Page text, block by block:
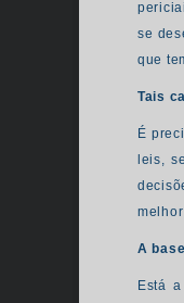
se
que
Tais
É
leis,
A
Está